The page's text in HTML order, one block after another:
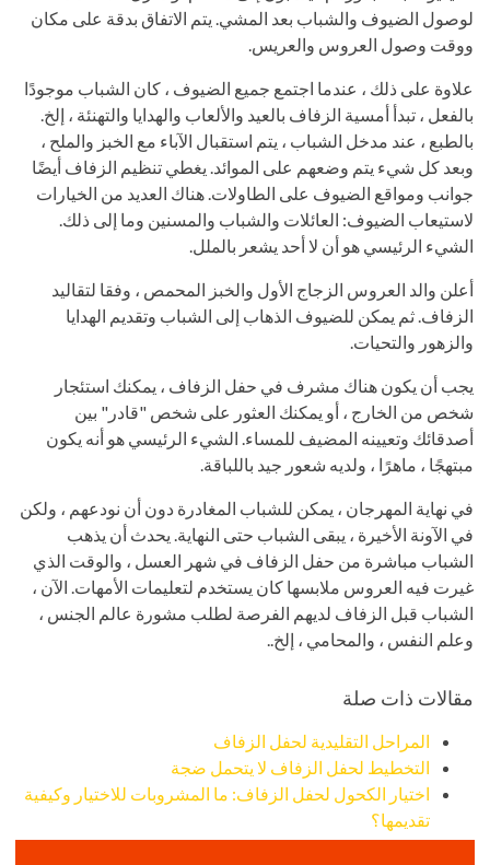
لوصول الضيوف والشباب بعد المشي. يتم الاتفاق بدقة على مكان
ووقت وصول العروس والعريس.
علاوة على ذلك ، عندما اجتمع جميع الضيوف ، كان الشباب موجودًا
بالفعل ، تبدأ أمسية الزفاف بالعيد والألعاب والهدايا والتهنئة ، إلخ.
بالطبع ، عند مدخل الشباب ، يتم استقبال الآباء مع الخبز والملح ،
وبعد كل شيء يتم وضعهم على الموائد. يغطي تنظيم الزفاف أيضًا
جوانب ومواقع الضيوف على الطاولات. هناك العديد من الخيارات
لاستيعاب الضيوف: العائلات والشباب والمسنين وما إلى ذلك.
الشيء الرئيسي هو أن لا أحد يشعر بالملل.
أعلن والد العروس الزجاج الأول والخبز المحمص ، وفقا لتقاليد
الزفاف. ثم يمكن للضيوف الذهاب إلى الشباب وتقديم الهدايا
والزهور والتحيات.
يجب أن يكون هناك مشرف في حفل الزفاف ، يمكنك استئجار
شخص من الخارج ، أو يمكنك العثور على شخص "قادر" بين
أصدقائك وتعيينه المضيف للمساء. الشيء الرئيسي هو أنه يكون
مبتهجًا ، ماهرًا ، ولديه شعور جيد باللباقة.
في نهاية المهرجان ، يمكن للشباب المغادرة دون أن نودعهم ، ولكن
في الآونة الأخيرة ، يبقى الشباب حتى النهاية. يحدث أن يذهب
الشباب مباشرة من حفل الزفاف في شهر العسل ، والوقت الذي
غيرت فيه العروس ملابسها كان يستخدم لتعليمات الأمهات. الآن ،
الشباب قبل الزفاف لديهم الفرصة لطلب مشورة عالم الجنس ،
وعلم النفس ، والمحامي ، إلخ..
مقالات ذات صلة
المراحل التقليدية لحفل الزفاف
التخطيط لحفل الزفاف لا يتحمل ضجة
اختيار الكحول لحفل الزفاف: ما المشروبات للاختيار وكيفية
تقديمها؟